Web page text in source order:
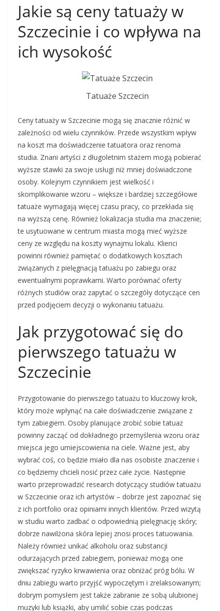
Jakie są ceny tatuaży w
Szczecinie i co wpływa na
ich wysokość
Tatuaże Szczecin
Ceny tatuaży w Szczecinie mogą się znacznie różnić w
zależności od wielu czynników. Przede wszystkim wpływ
na koszt ma doświadczenie tatuatora oraz renoma
studia. Znani artyści z długoletnim stażem mogą pobierać
wyższe stawki za swoje usługi niż mniej doświadczone
osoby. Kolejnym czynnikiem jest wielkość i
skomplikowanie wzoru – większe i bardziej szczegółowe
tatuaże wymagają więcej czasu pracy, co przekłada się
na wyższą cenę. Również lokalizacja studia ma znaczenie;
te usytuowane w centrum miasta mogą mieć wyższe
ceny ze względu na koszty wynajmu lokalu. Klienci
powinni również pamiętać o dodatkowych kosztach
związanych z pielęgnacją tatuażu po zabiegu oraz
ewentualnymi poprawkami. Warto porównać oferty
różnych studiów oraz zapytać o szczegóły dotyczące cen
przed podjęciem decyzji o wykonaniu tatuażu.
Jak przygotować się do
pierwszego tatuażu w
Szczecinie
Przygotowanie do pierwszego tatuażu to kluczowy krok,
który może wpłynąć na całe doświadczenie związane z
tym zabiegiem. Osoby planujące zrobić sobie tatuaż
powinny zacząć od dokładnego przemyślenia wzoru oraz
miejsca jego umiejscowienia na ciele. Ważne jest, aby
wybrać coś, co będzie miało dla nas osobiste znaczenie i
co będziemy chcieli nosić przez całe życie. Następnie
warto przeprowadzić research dotyczący studiów tatuażu
w Szczecinie oraz ich artystów – dobrze jest zapoznać się
z ich portfolio oraz opiniami innych klientów. Przed wizytą
w studiu warto zadbać o odpowiednią pielęgnację skóry;
dobrze nawilżona skóra lepiej znosi proces tatuowania.
Należy również unikać alkoholu oraz substancji
odurzających przed zabiegiem, ponieważ mogą one
zwiększać ryzyko krwawienia oraz obniżać próg bólu. W
dniu zabiegu warto przyjść wypoczętym i zrelaksowanym;
dobrym pomysłem jest także zabranie ze sobą ulubionej
muzyki lub książki, aby umilić sobie czas podczas